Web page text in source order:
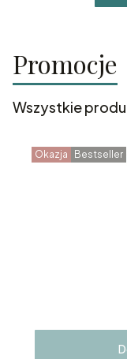
Promocje
Wszystkie
Okazja Bestseller